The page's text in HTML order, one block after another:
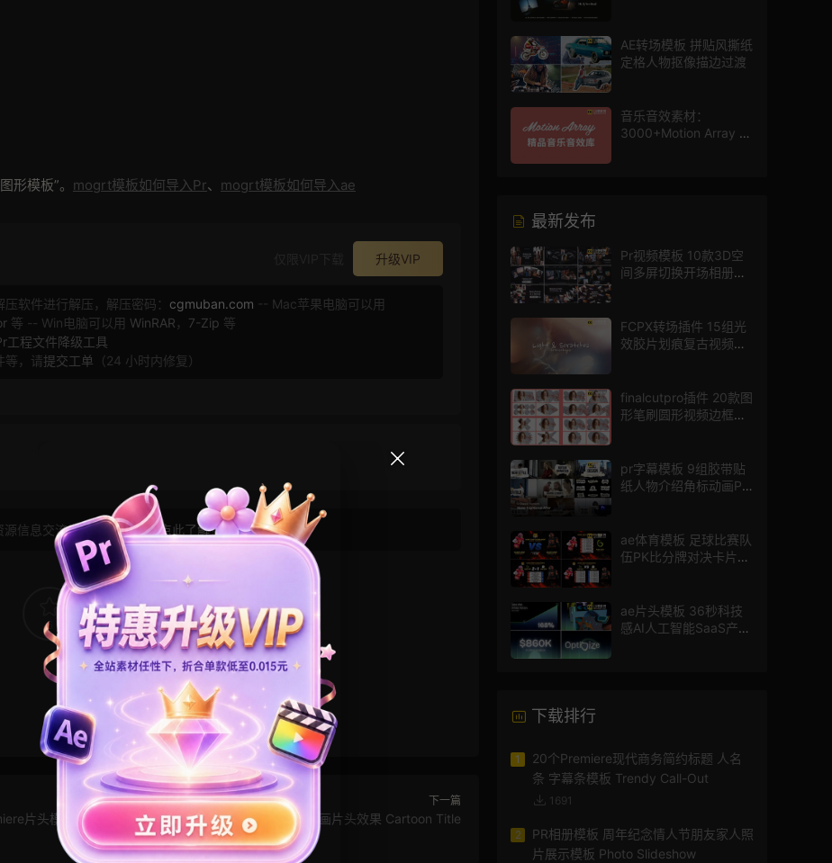
形模板”。 mogrt模板如何导入Pr、 mogrt模板如何导入ae
升级VIP
软件进行解压，解压密码： cgmuban.com -- Mac苹果电脑可以用
等 -- Win电脑可以用 WinRAR ， 7-Zip 等
工程文件降级工具
等，请提交工单 （24 小时内修复）
信息交流学习， 版权说明点此了解！
6 0
片头模板
下一篇
PR模板免费 卡通液体流体标题图形动画片头效果 Cartoon Title
AE转场模板 拼贴风撕纸
定格人物抠像描边过渡
音乐音效素材：
3000+Motion Array 影
最新发布
Pr视频模板 10款3D空
间多屏切换开场相册视
FCPX转场插件 15组光
效胶片划痕复古视频过
finalcutpro插件 20款图
形笔刷圆形视频边框遮
pr字幕模板 9组胶带贴
纸人物介绍角标动画PR
ae体育模板 足球比赛队
伍PK比分牌对决卡片球
ae片头模板 36秒科技
感AI人工智能SaaS产品
下载排行
1
20个Premiere现代商务简约标题 人名
条 字幕条模板 Trendy Call-Out
1691
2
PR相册模板 周年纪念情人节朋友家人照
片展示模板 Photo Slideshow